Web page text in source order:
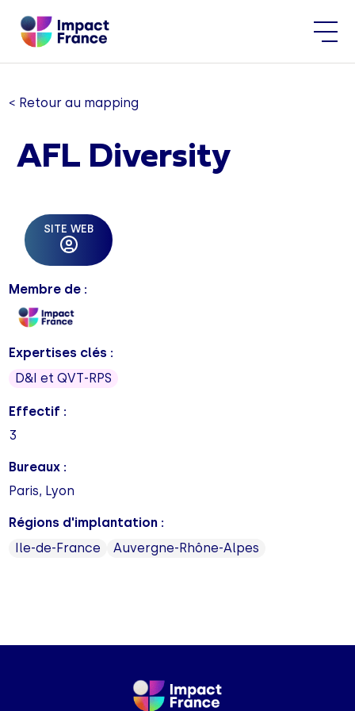
< Retour au mapping
AFL Diversity
SITE WEB
Membre de :
Expertises clés :
D&I et QVT-RPS
Effectif :
3
Bureaux :
Paris, Lyon
Régions d'implantation :
Ile-de-France
Auvergne-Rhône-Alpes